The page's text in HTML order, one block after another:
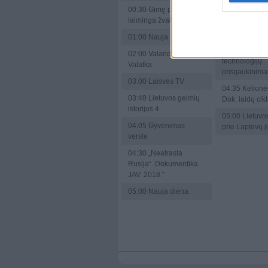
00:30 Gimę po
laiminga žvaigžde
01:00 Nauja diena
02:00 Valanda su
Valatka
03:00 Laisvės TV
03:40 Lietuvos gelmių
istorijos 4
04:05 Gyvenimas
versle
04:30 „Neatrasta
Rusija“. Dokumentika.
JAV. 2018."
05:00 Nauja diena
technologijų
04:35
Dok. laidų
05:00
prie Laptevų